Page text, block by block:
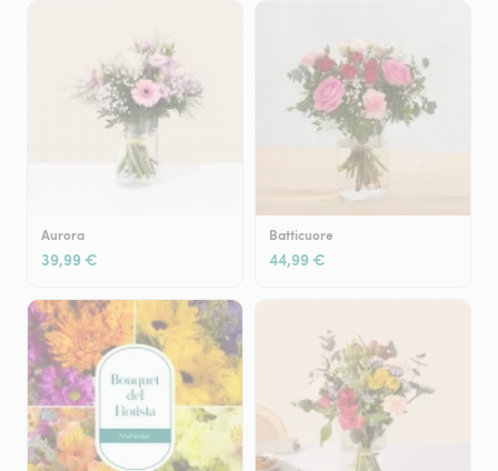
Aurora
39,99 €
Batticuore
44,99 €